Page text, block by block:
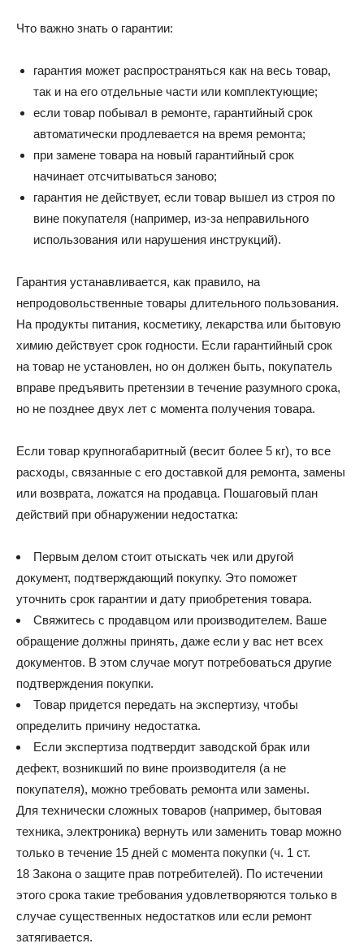
Что важно знать о гарантии:
гарантия может распространяться как на весь товар,
так и на его отдельные части или комплектующие;
если товар побывал в ремонте, гарантийный срок
автоматически продлевается на время ремонта;
при замене товара на новый гарантийный срок
начинает отсчитываться заново;
гарантия не действует, если товар вышел из строя по
вине покупателя (например, из-за неправильного
использования или нарушения инструкций).
Гарантия устанавливается, как правило, на
непродовольственные товары длительного пользования.
На продукты питания, косметику, лекарства или бытовую
химию действует срок годности. Если гарантийный срок
на товар не установлен, но он должен быть, покупатель
вправе предъявить претензии в течение разумного срока,
но не позднее двух лет с момента получения товара.
Если товар крупногабаритный (весит более 5 кг), то все
расходы, связанные с его доставкой для ремонта, замены
или возврата, ложатся на продавца. Пошаговый план
действий при обнаружении недостатка:
Первым делом стоит отыскать чек или другой
документ, подтверждающий покупку. Это поможет
уточнить срок гарантии и дату приобретения товара.
Свяжитесь с продавцом или производителем. Ваше
обращение должны принять, даже если у вас нет всех
документов. В этом случае могут потребоваться другие
подтверждения покупки.
Товар придется передать на экспертизу, чтобы
определить причину недостатка.
Если экспертиза подтвердит заводской брак или
дефект, возникший по вине производителя (а не
покупателя), можно требовать ремонта или замены.
Для технически сложных товаров (например, бытовая
техника, электроника) вернуть или заменить товар можно
только в течение 15 дней с момента покупки (ч. 1 ст.
18 Закона о защите прав потребителей). По истечении
этого срока такие требования удовлетворяются только в
случае существенных недостатков или если ремонт
затягивается.